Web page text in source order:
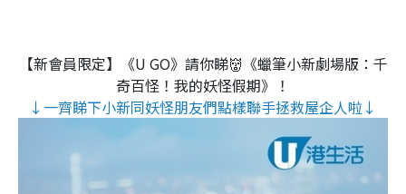
【新會員限定】《U GO》請你睇👹《蠟筆小新劇場版：千
奇百怪！我的妖怪假期》！
↓一齊睇下小新同妖怪朋友們點樣聯手拯救屋企人啦↓